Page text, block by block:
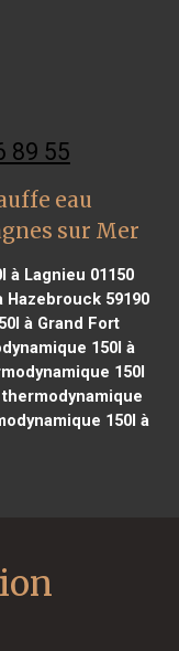
89 55
eau
sur Mer
à Lagnieu 01150
59190
à Grand Fort
150l à
150l
150l à